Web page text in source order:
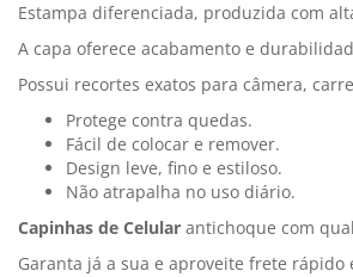
Estampa diferenciada, produzida com
A capa oferece acabamento e
Possui recortes exatos para câmera,
Protege contra quedas.
Fácil de colocar e remover.
Design leve, fino e estiloso.
Não atrapalha no uso diário.
Capinhas de Celular antichoque com
Garanta já a sua e aproveite frete rápido